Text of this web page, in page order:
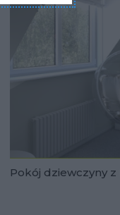
Pokój dziewczyny